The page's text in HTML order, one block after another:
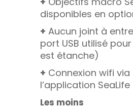
disponibles en
+ Aucun joint à
port USB utilisé
est étanche)
+ Connexion wifi via
l’application SeaLife
Les moins